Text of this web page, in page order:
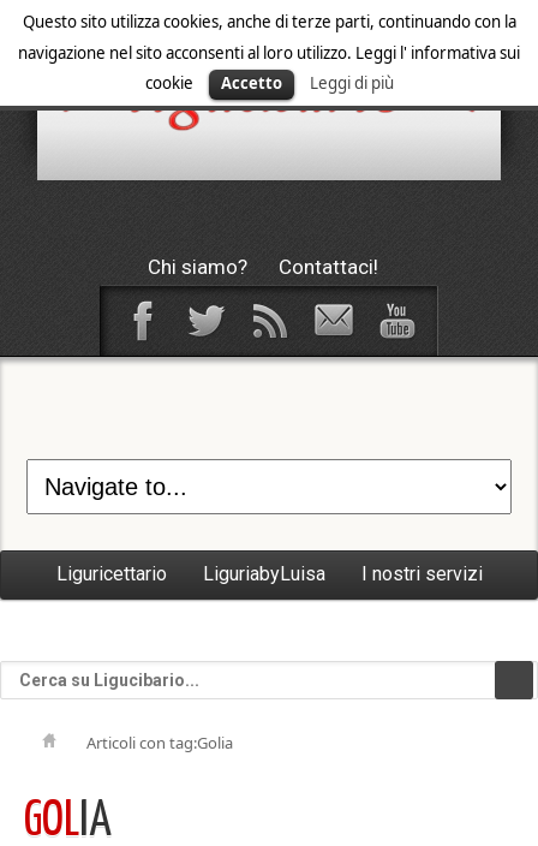
Questo sito utilizza cookies, anche di terze parti, continuando con la
navigazione nel sito acconsenti al loro utilizzo. Leggi l' informativa sui
cookie
Accetto Leggi di più
Chi siamo? Contattaci!
Liguricettario LiguriabyLuisa I nostri servizi
Articoli con tag:Golia
GOL IA